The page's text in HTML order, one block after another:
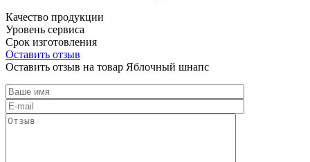
Качество продукции
Уровень сервиса
Срок изготовления
Оставить отзыв
Оставить отзыв на товар Яблочный шнапс